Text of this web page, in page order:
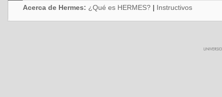
Acerca de Hermes: ¿Qué es HERMES? | Instructivos